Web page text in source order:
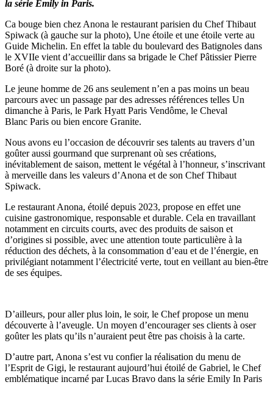
la série Emily in Paris.
Ca bouge bien chez Anona le restaurant parisien du Chef Thibaut
Spiwack (à gauche sur la photo), Une étoile et une étoile verte au
Guide Michelin. En effet la table du boulevard des Batignoles dans
le XVIIe vient d’accueillir dans sa brigade le Chef Pâtissier Pierre
Boré (à droite sur la photo).
Le jeune homme de 26 ans seulement n’en a pas moins un beau
parcours avec un passage par des adresses références telles Un
dimanche à Paris, le Park Hyatt Paris Vendôme, le Cheval
Blanc Paris ou bien encore Granite.
Nous avons eu l’occasion de découvrir ses talents au travers d’un
goûter aussi gourmand que surprenant où ses créations,
inévitablement de saison, mettent le végétal à l’honneur, s’inscrivant
à merveille dans les valeurs d’Anona et de son Chef Thibaut
Spiwack.
Le restaurant Anona, étoilé depuis 2023, propose en effet une
cuisine gastronomique, responsable et durable. Cela en travaillant
notamment en circuits courts, avec des produits de saison et
d’origines si possible, avec une attention toute particulière à la
réduction des déchets, à la consommation d’eau et de l’énergie, en
privilégiant notamment l’électricité verte, tout en veillant au bien-être
de ses équipes.
D’ailleurs, pour aller plus loin, le soir, le Chef propose un menu
découverte à l’aveugle. Un moyen d’encourager ses clients à oser
goûter les plats qu’ils n’auraient peut être pas choisis à la carte.
D’autre part, Anona s’est vu confier la réalisation du menu de
l’Esprit de Gigi, le restaurant aujourd’hui étoilé de Gabriel, le Chef
emblématique incarné par Lucas Bravo dans la série Emily In Paris